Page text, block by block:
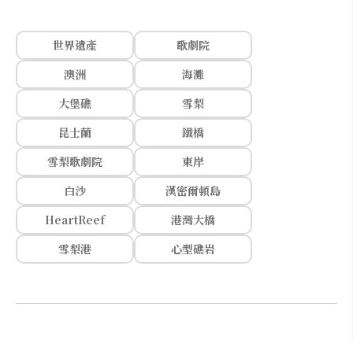
世界遺產
歌劇院
澳洲
海灘
大堡礁
雪梨
昆士蘭
鐵橋
雪梨歌劇院
東岸
白沙
漢密爾頓島
HeartReef
港灣大橋
雪梨港
心型礁岩